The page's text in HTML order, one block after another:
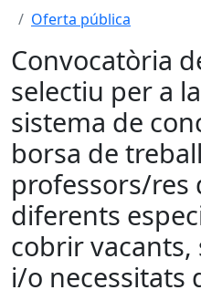
Oferta pública
Convocatòria
selectiu per a
sistema de
borsa de
professors/res
diferents
cobrir
i/o necessitats